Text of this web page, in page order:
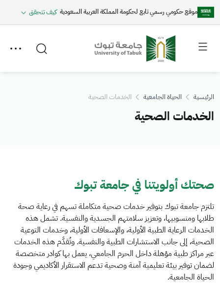
موقع حكومي رسمي تابع لحكومة المملكة العربية السعودية كيف تتحقق
Toggle
menu
Toggle
menu
الرئيسية الحياة الجامعية الخدمات الصحية
الخدمات الصحية
الوصف
صحتك أولويتنا في جامعة تبوك
تلتزم جامعة تبوك بتوفير خدمات صحية متكاملة تسهم في رعاية صحة
طلابها ومنسوبيها، وتعزيز سلامتهم الجسدية والنفسية. تشمل هذه
الخدمات الرعاية الطبية الأولية، والإسعافات الأولية، وخدمات التوعية
الصحية، إلى جانب الاستشارات الطبية والنفسية. وتُقدَّم هذه الخدمات
عبر مراكز طبية مؤهلة داخل الحرم الجامعي، يعمل بها كوادر متخصصة
لضمان توفير بيئة تعليمية آمنة وصحية تدعم الاستقرار الأكاديمي وجودة
الحياة الجامعية.